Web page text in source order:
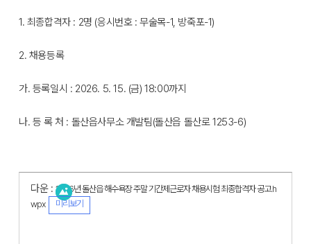
1. 최종합격자 : 2명 (응시번호 : 무술목-1, 방죽포-1)
2. 채용등록
가. 등록일시 : 2026. 5. 15. (금) 18:00까지
나. 등 록 처 : 돌산읍사무소 개발팀(돌산읍 돌산로 1253-6)
다운 : 2026년 돌산읍 해수욕장 주말 기간제근로자 채용시험 최종합격자 공고.h
wpx
미리보기